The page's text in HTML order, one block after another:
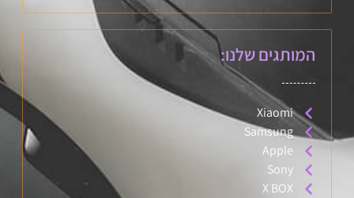
המותגים שלנו:
Xiaomi
Samsung
Apple
Sony
X BOX